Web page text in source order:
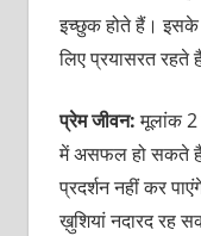
इच्छुक होते हैं। इसके
लिए प्रयासरत रहते
प्रेम जीवन:मूलांक 2
में असफल हो सकते
प्रदर्शन नहीं कर
ख़ुशियां नदारद रह